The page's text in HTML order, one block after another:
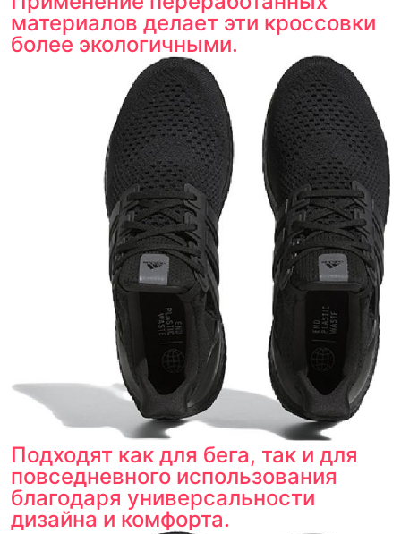
материалов делает эти кроссовки
более экологичными.
Подходят как для бега, так и для
повседневного использования
благодаря универсальности
дизайна и комфорта.